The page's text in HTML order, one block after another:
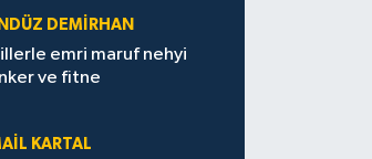
DEMIRHAN
emri maruf nehyi
ve fitne
KARTAL